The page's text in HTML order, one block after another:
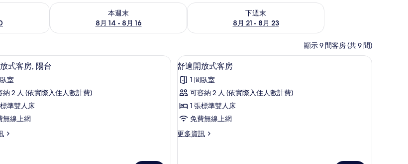
供應情況
本週末
8月 14 - 8月 16
查看本週末 (8月 14 - 8月 16) 的供應情況
下週末
8月 21 - 8月 23
查看下週末 (8月 21 - 8月 23) 的供應情況
顯示 9 間客房 (共 9 間)
斗/熨衣板、免費無線上網 豪華開放式客房, 陽台 | 高級寢具、隔音、熨斗/熨衣板、免費無線上網
式客房, 陽台
室
納 2 人 (依實際入住人數計費)
準雙人床
無線上網
顯
示
舒
適
開
式
高級寢具、隔音、熨斗/熨衣板、免費無線上網
8
舒適開放式客房
1 間臥室
可容納 2 人 (依實際入住人數計費)
1 張標準雙人床
免費無線上網
更多資訊
更